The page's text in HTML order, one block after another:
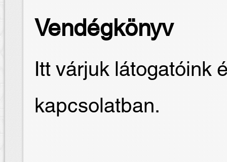
Vendégkönyv
Itt várjuk látogatóink
kapcsolatban.